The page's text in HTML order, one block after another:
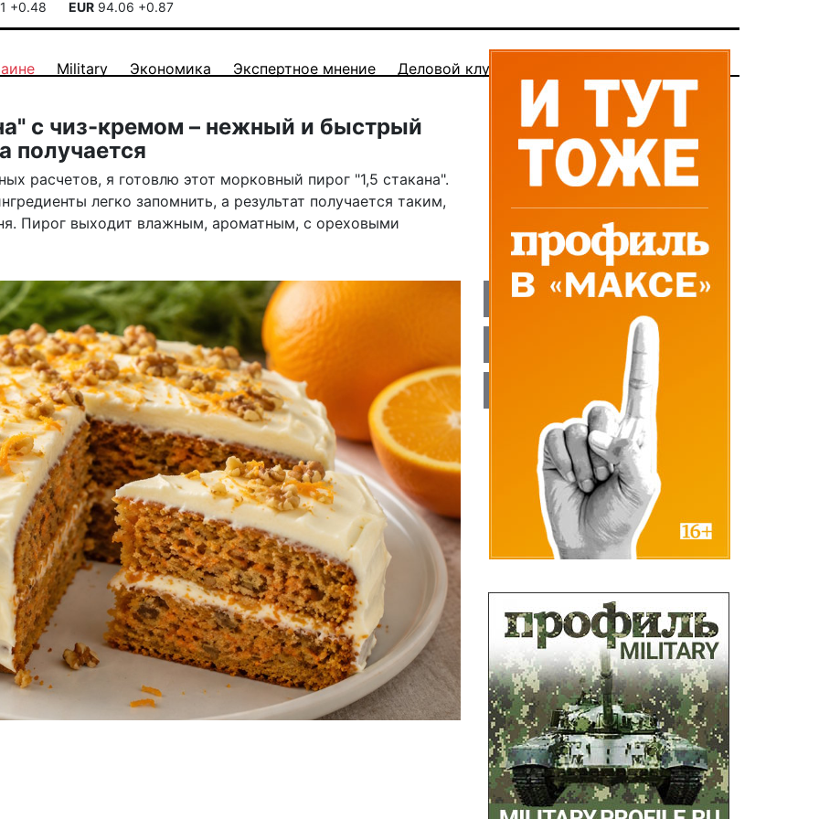
+0.48 EUR 94.06 +0.87
Military Экономика Экспертное мнение Деловой клуб
с чиз-кремом – нежный и быстрый
получается
расчетов, я готовлю этот морковный пирог "1,5 стакана".
легко запомнить, а результат получается таким,
Пирог выходит влажным, ароматным, с ореховыми